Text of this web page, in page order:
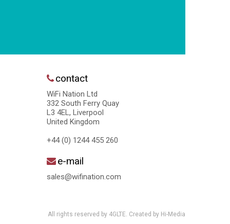
contact
WiFi Nation Ltd
332 South Ferry Quay
L3 4EL, Liverpool
United Kingdom
+44 (0) 1244 455 260
e-mail
sales@wifination.com
All rights reserved by 4GLTE. Created by Hi-Media